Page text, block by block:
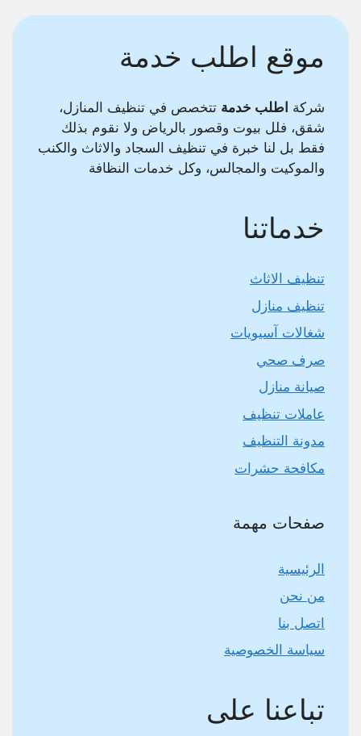
موقع اطلب خدمة
شركة اطلب خدمة تتخصص في تنظيف المنازل،
شقق، فلل بيوت وقصور بالرياض ولا نقوم بذلك
فقط بل لنا خبرة في تنظيف السجاد والاثاث والكنب
والموكيت والمجالس، وكل خدمات النظافة
خدماتنا
تنظيف الاثاث
تنظيف منازل
شغالات آسيويات
صرف صحي
صيانة منازل
عاملات تنظيف
مدونة التنظيف
مكافحة حشرات
صفحات مهمة
الرئيسية
من نحن
اتصل بنا
سياسة الخصوصية
تباعنا على